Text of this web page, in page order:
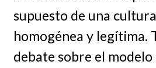
supuesto de una
homogénea y legítima.
debate sobre el modelo